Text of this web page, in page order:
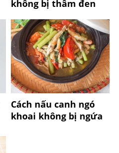
không bị thâm đen
Cách nấu canh ngó
khoai không bị ngứa